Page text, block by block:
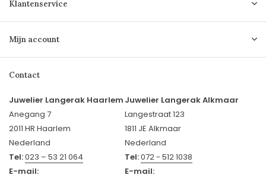
Klantenservice
Mijn account
Contact
Juwelier Langerak Haarlem
Anegang 7
2011 HR Haarlem
Nederland
Tel:023 – 53 21 064
E-mail:
Juwelier Langerak Alkmaar
Langestraat 123
1811 JE Alkmaar
Nederland
Tel:072 - 512 1038
E-mail: